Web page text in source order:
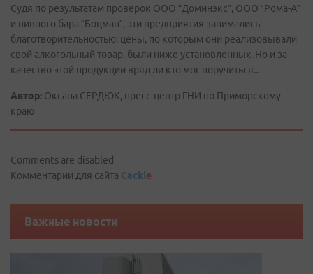
Судя по результатам проверок ООО “Доминэкс”, ООО “Рома-А”
и пивного бара “Боцман”, эти предприятия занимались
благотворительностью: цены, по которым они реализовывали
свой алкогольный товар, были ниже установленных. Но и за
качество этой продукции вряд ли кто мог поручиться...
Автор: Оксана СЕРДЮК, пресс-центр ГНИ по Приморскому
краю
Comments are disabled
Комментарии для сайта Cackle
Важные новости